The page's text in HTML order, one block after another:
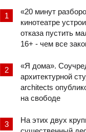
«20 минут
кинотеатре
отказа пустить
16+ - чем все
«Я дома».
архитектурной
architects
на свободе
На этих двух